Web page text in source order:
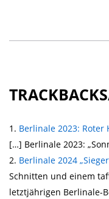
Berlinale 2023:
[…] Berlinale 2023:
Berlinale 2024
Schnitten und einem
letztjährigen Berlinale-